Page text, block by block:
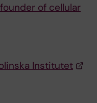
of cellular
Institutet